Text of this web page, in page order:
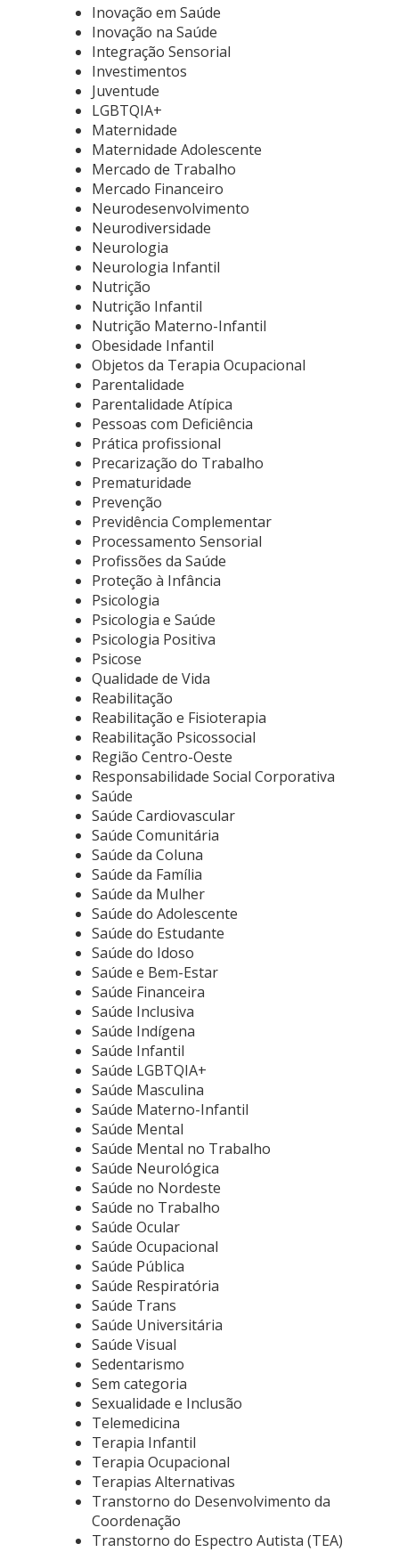
Inovação em Saúde
Inovação na Saúde
Integração Sensorial
Investimentos
Juventude
LGBTQIA+
Maternidade
Maternidade Adolescente
Mercado de Trabalho
Mercado Financeiro
Neurodesenvolvimento
Neurodiversidade
Neurologia
Neurologia Infantil
Nutrição
Nutrição Infantil
Nutrição Materno-Infantil
Obesidade Infantil
Objetos da Terapia Ocupacional
Parentalidade
Parentalidade Atípica
Pessoas com Deficiência
Prática profissional
Precarização do Trabalho
Prematuridade
Prevenção
Previdência Complementar
Processamento Sensorial
Profissões da Saúde
Proteção à Infância
Psicologia
Psicologia e Saúde
Psicologia Positiva
Psicose
Qualidade de Vida
Reabilitação
Reabilitação e Fisioterapia
Reabilitação Psicossocial
Região Centro-Oeste
Responsabilidade Social Corporativa
Saúde
Saúde Cardiovascular
Saúde Comunitária
Saúde da Coluna
Saúde da Família
Saúde da Mulher
Saúde do Adolescente
Saúde do Estudante
Saúde do Idoso
Saúde e Bem-Estar
Saúde Financeira
Saúde Inclusiva
Saúde Indígena
Saúde Infantil
Saúde LGBTQIA+
Saúde Masculina
Saúde Materno-Infantil
Saúde Mental
Saúde Mental no Trabalho
Saúde Neurológica
Saúde no Nordeste
Saúde no Trabalho
Saúde Ocular
Saúde Ocupacional
Saúde Pública
Saúde Respiratória
Saúde Trans
Saúde Universitária
Saúde Visual
Sedentarismo
Sem categoria
Sexualidade e Inclusão
Telemedicina
Terapia Infantil
Terapia Ocupacional
Terapias Alternativas
Transtorno do Desenvolvimento da
Coordenação
Transtorno do Espectro Autista (TEA)